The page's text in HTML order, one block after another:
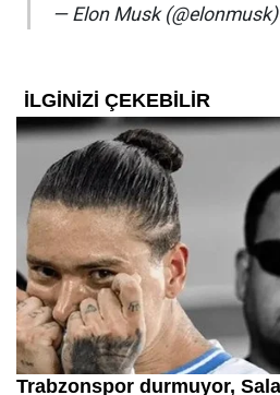
— Elon Musk (@elonmusk)